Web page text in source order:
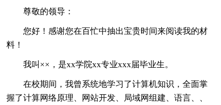
尊敬的领导：
您好！感谢您在百忙中抽出宝贵时间来阅读我的材
料！
我叫××，是xx学院xx专业xxx届毕业生。
在校期间，我曾系统地学习了计算机知识，全面掌
握了计算网络原理、网站开发、局域网组建、语言、、